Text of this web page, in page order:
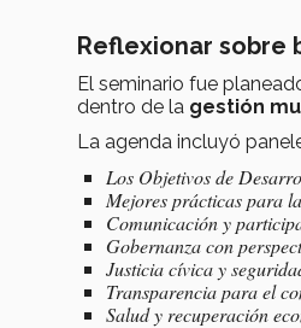
Reflexionar sobre
El seminario fue
dentro de la gestión
La agenda incluyó
Los Objetivos de
Mejores prácticas para
Comunicación y
Gobernanza con
Justicia cívica y
Transparencia para el
Salud y recuperación